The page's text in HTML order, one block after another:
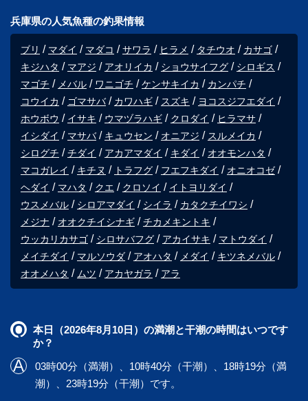
兵庫県の人気魚種の釣果情報
ブリ マダイ マダコ サワラ ヒラメ タチウオ
カサゴ
キジハタ
マアジ アオリイカ ショウサイフグ
シロギス
マゴチ
メバル ワニゴチ ケンサキイカ
カンパチ
コウイカ
ゴマサバ カワハギ スズキ
ヨコスジフエダイ
ホウボウ
イサキ ウマヅラハギ クロダイ
ヒラマサ
イシダイ
マサバ キュウセン オニアジ
スルメイカ
シログチ
チダイ アカアマダイ キダイ
オオモンハタ
マコガレイ
キチヌ トラフグ フエフキダイ
オニオコゼ
ヘダイ
マハタ クエ クロソイ
イトヨリダイ
ウスメバル
シロアマダイ シイラ
カタクチイワシ
メジナ
オオクチイシナギ
チカメキントキ
ウッカリカサゴ
シロサバフグ アカイサキ
マトウダイ
メイチダイ
マルソウダ アオハタ メダイ
キツネメバル
オオメハタ
ムツ アカヤガラ アラ
本日（2026年8月10日）の満潮と干潮の時間はいつです
か？
03時00分（満潮）、10時40分（干潮）、18時19分（満
潮）、23時19分（干潮）です。